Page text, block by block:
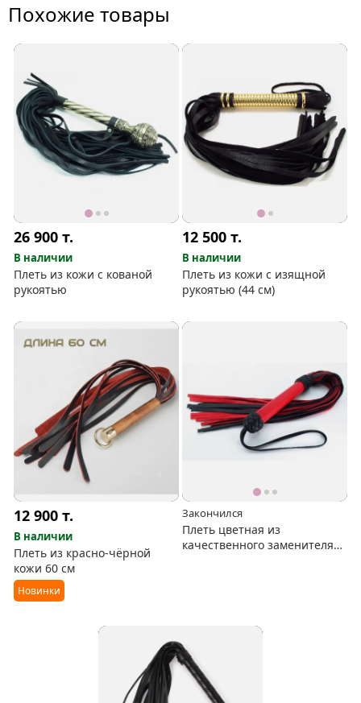
Похожие товары
26 900т.
В наличии
Плеть из кожи с кованой
рукоятью
12 500т.
В наличии
Плеть из кожи с изящной
рукоятью (44 см)
12 900т.
В наличии
Плеть из красно-чёрной
кожи 60 см
Новинки
Закончился
Плеть цветная из
качественного заменителя